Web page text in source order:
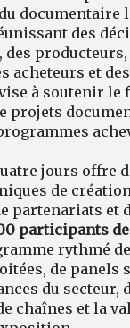
documentaire
des
producteurs,
acheteurs et
à soutenir le
projets
jours offre
de
partenariats et
participants
rythmé
de panels
du secteur,
chaînes et la